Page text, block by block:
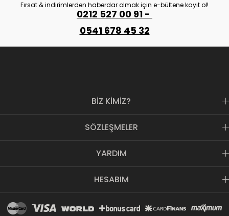
Fırsat & indirimlerden haberdar olmak için e-bültene kayıt ol!
0212 527 00 91 -
0541 678 45 32
BİZ KİMİZ?
SÖZLEŞMELER
YARDIM
HESABIM